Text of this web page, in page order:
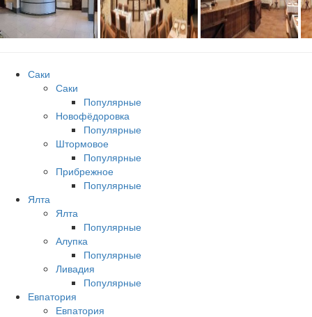
Саки
Саки
Популярные
Новофёдоровка
Популярные
Штормовое
Популярные
Прибрежное
Популярные
Ялта
Ялта
Популярные
Алупка
Популярные
Ливадия
Популярные
Евпатория
Евпатория